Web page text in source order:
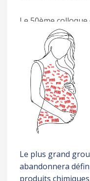
Le 50ème
80ème
un rôle majeur
infantile. Le taux
1945 à la moitié 5
PMI avait été un
maladies
PUBLISHED IN
Le plus grand
abandonnera
produits